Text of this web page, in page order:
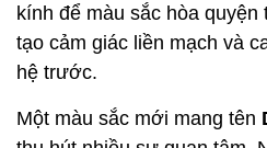
kính để màu sắc hòa
tạo cảm giác liền mạch và
hệ trước.
Một màu sắc mới mang tên